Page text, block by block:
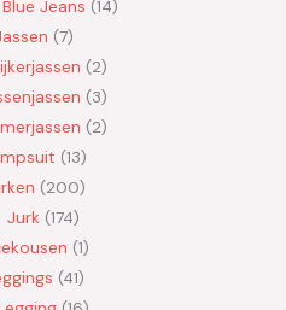
Jeans 14
7
2
3
2
13
200
Jurk 174
1
41